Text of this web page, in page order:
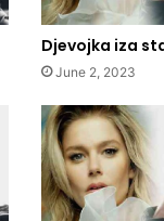
Djevojka iza
June 2, 2023